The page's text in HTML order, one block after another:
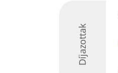
Díjazottak